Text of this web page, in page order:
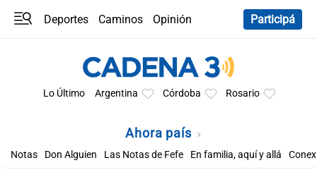
Deportes Caminos
Opinión
Participá
Lo Último Argentina Córdoba Rosario
Ahora país
Notas Don Alguien Las Notas de Fefe En familia, aquí y allá